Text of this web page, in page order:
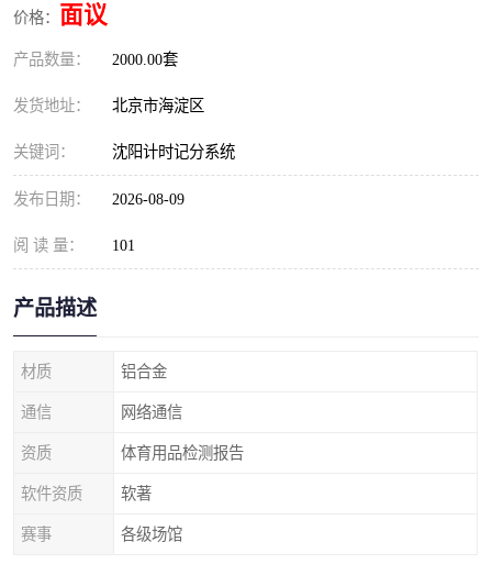
价格： 面议
产品数量： 2000.00套
发货地址： 北京市海淀区
关键词： 沈阳计时记分系统
发布日期： 2026-08-09
阅 读 量： 101
产品描述
材质 铝合金
通信 网络通信
资质 体育用品检测报告
软件资质 软著
赛事 各级场馆